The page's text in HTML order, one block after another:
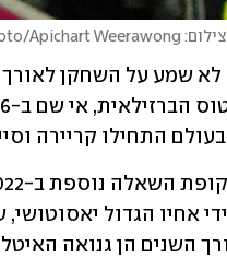
צילום: AP Photo/Apichart Weerawong
התחילו קריירה
השנים הן גנואה